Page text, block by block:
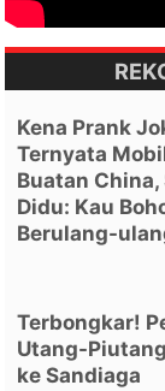
Kena Prank
Ternyata
Buatan China,
Didu: Kau
Berulang-
Terbongkar!
Utang-
ke Sandiaga